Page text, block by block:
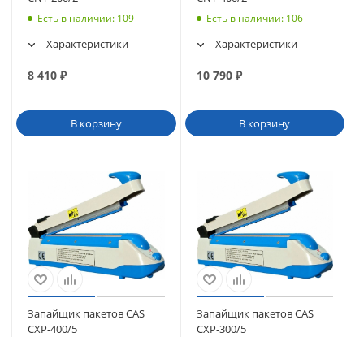
Есть в наличии: 109
Характеристики
8 410 ₽
В корзину
Есть в наличии: 106
Характеристики
10 790₽
В корзину
Запайщик пакетов CAS
CXP-400/5
Запайщик пакетов CAS
CXP-300/5